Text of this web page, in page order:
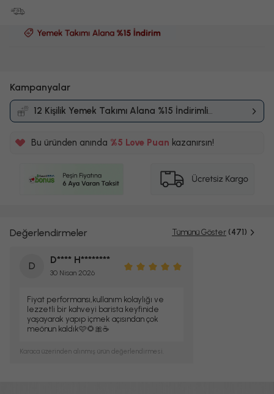
Sepete eklemeye devam etmek ister
Sepete eklemek üzere olduğunuz ürün, fotoğrafından
Sepete Ekle Geri Dön
Kampanyalar
12 Kişilik Yemek Takımı Alana %15 İndirimli
Kampanyası
Bu üründen anında %5 Love Puan kazanırsın!
Değerlendirmeler Tümünü Göster (471)
D
D**** H********
30 Nisan 2026
Fiyat performansı,kullanım kolaylığı ve
lezzetli bir kahveyi barista keyfinide
yaşayarak yapıp içmek açısından çok
meönun kaldık🩷🌻🎀☕️
Karaca üzerinden alınmış ürün değerlendirmesi.
ALIŞVERİŞE DEVAM ET